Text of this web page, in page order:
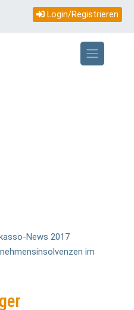
Login/Registrieren
News 2017
im